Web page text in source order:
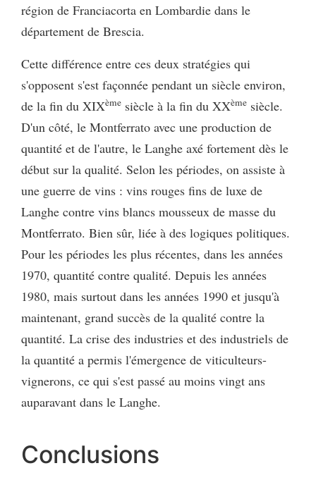
région de Franciacorta en Lombardie dans le
département de Brescia.
Cette différence entre ces deux stratégies qui
s'opposent s'est façonnée pendant un siècle environ,
de la fin du XIXème siècle à la fin du XXème siècle.
D'un côté, le Montferrato avec une production de
quantité et de l'autre, le Langhe axé fortement dès le
début sur la qualité. Selon les périodes, on assiste à
une guerre de vins : vins rouges fins de luxe de
Langhe contre vins blancs mousseux de masse du
Montferrato. Bien sûr, liée à des logiques politiques.
Pour les périodes les plus récentes, dans les années
1970, quantité contre qualité. Depuis les années
1980, mais surtout dans les années 1990 et jusqu'à
maintenant, grand succès de la qualité contre la
quantité. La crise des industries et des industriels de
la quantité a permis l'émergence de viticulteurs-
vignerons, ce qui s'est passé au moins vingt ans
auparavant dans le Langhe.
Conclusions